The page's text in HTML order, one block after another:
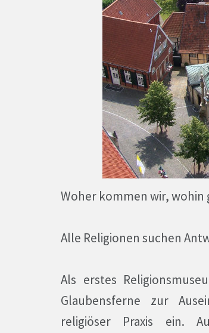
Woher kommen wir, wohin
Alle Religionen suchen
Als erstes
Glaubensferne zur
religiöser Praxis ein.